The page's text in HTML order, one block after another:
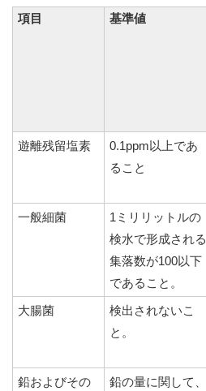
項目
基準値
遊離残留塩素
0.1ppm以上であ
ること
一般細菌
1ミリリットルの
検水で形成される
集落数が100以下
であること。
大腸菌
検出されないこ
と。
鉛およびその
鉛の量に関して、